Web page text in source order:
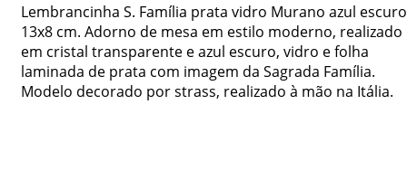
Lembrancinha S. Família prata vidro Murano azul escuro
13x8 cm. Adorno de mesa em estilo moderno, realizado
em cristal transparente e azul escuro, vidro e folha
laminada de prata com imagem da Sagrada Família.
Modelo decorado por strass, realizado à mão na Itália.